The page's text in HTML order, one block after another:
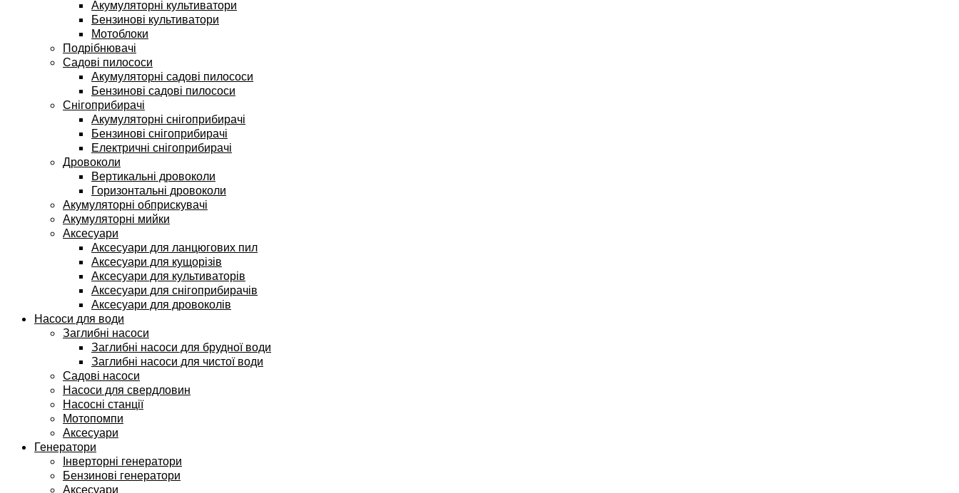
Акумуляторні культиватори
Бензинові культиватори
Мотоблоки
Подрібнювачі
Садові пилососи
Акумуляторні садові пилососи
Бензинові садові пилососи
Снігоприбирачі
Акумуляторні снігоприбирачі
Бензинові снігоприбирачі
Електричні снігоприбирачі
Дровоколи
Вертикальні дровоколи
Горизонтальні дровоколи
Акумуляторні обприскувачі
Акумуляторні мийки
Аксесуари
Аксесуари для ланцюгових пил
Аксесуари для кущорізів
Аксесуари для культиваторів
Аксесуари для снігоприбирачів
Аксесуари для дровоколів
Насоси для води
Заглибні насоси
Заглибні насоси для брудної води
Заглибні насоси для чистої води
Садові насоси
Насоси для свердловин
Насосні станції
Мотопомпи
Аксесуари
Генератори
Інверторні генератори
Бензинові генератори
Аксесуари